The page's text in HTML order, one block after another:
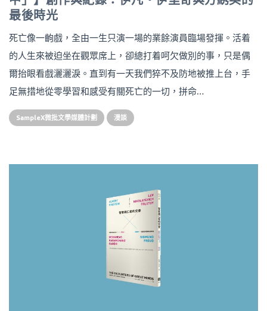
最後時光
死亡像一齣戲，全由一生只演一場的業餘演員臨場發揮。活着
的人生來被迫坐在觀眾席上，卻總打着呵欠做別的事，只是偶
爾抬眼看戲灑灑淚。直到有一天我們猝不及防地被推上台，手
足無措地從零學習和感受有關死亡的一切，拼命…
SampleX微批文學媒體計劃 漫談